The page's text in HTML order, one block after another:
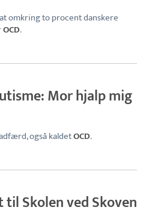
omkring to procent danskere
OCD.
Mor hjalp mig
også kaldetOCD.
Skolen ved Skoven